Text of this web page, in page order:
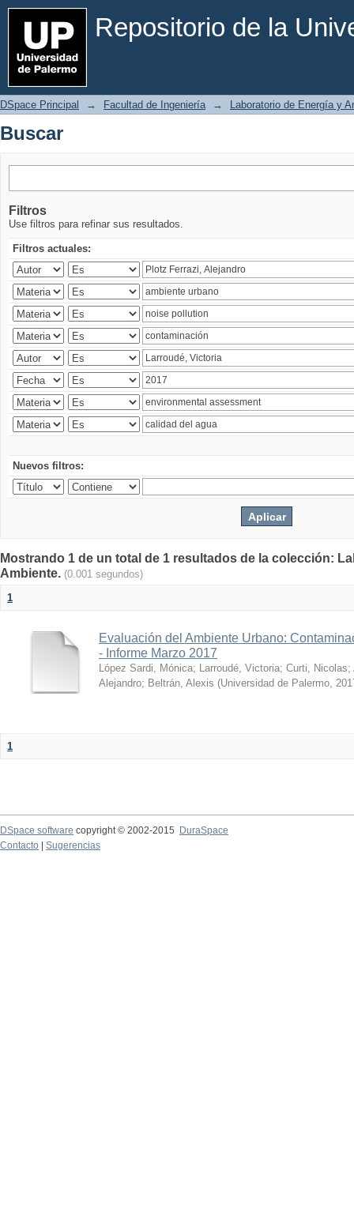
Repositorio de la
Buscar
DSpace Principal → Facultad de Ingeniería → Laboratorio de Energía y
Buscar
Filtros
Use filtros para refinar sus resultados.
Filtros actuales:
Nuevos filtros:
Mostrando 1 de un total de 1 resultados de la colección:
Ambiente. (0.001 segundos)
1
Evaluación del Ambiente Urbano:
- Informe Marzo 2017
López Sardi, Mónica; Larroudé, Victoria; Curti, Nicolas;
Alejandro; Beltrán, Alexis (Universidad de Palermo,
1
DSpace software copyright © 2002-2015
DuraSpace
Contacto
Sugerencias